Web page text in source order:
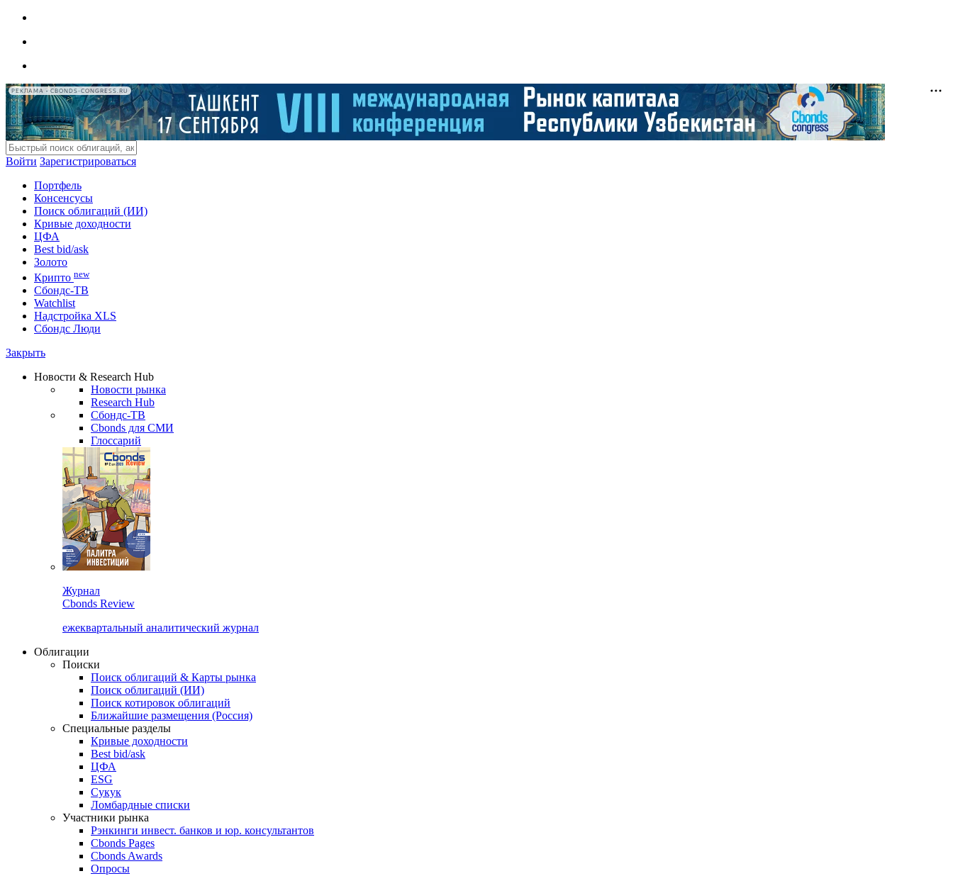
РЕКЛАМА • CBONDS-CONGRESS.RU
Войти Зарегистрироваться
Портфель
Консенсусы
Поиск облигаций (ИИ)
Кривые доходности
ЦФА
Best bid/ask
Золото
Крипто new
Сбондс-ТВ
Watchlist
Надстройка XLS
Сбондс Люди
Закрыть
Новости & Research Hub
Новости рынка
Research Hub
Сбондс-ТВ
Cbonds для СМИ
Глоссарий
Журнал
Cbonds Review
ежеквартальный аналитический журнал
Облигации
Поиски
Поиск облигаций & Карты рынка
Поиск облигаций (ИИ)
Поиск котировок облигаций
Ближайшие размещения (Россия)
Специальные разделы
Кривые доходности
Best bid/ask
ЦФА
ESG
Сукук
Ломбардные списки
Участники рынка
Рэнкинги инвест. банков и юр. консультантов
Cbonds Pages
Cbonds Awards
Опросы